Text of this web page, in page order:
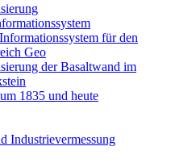
für den
Geo
der Basaltwand im
1835 und heute
Industrievermessung